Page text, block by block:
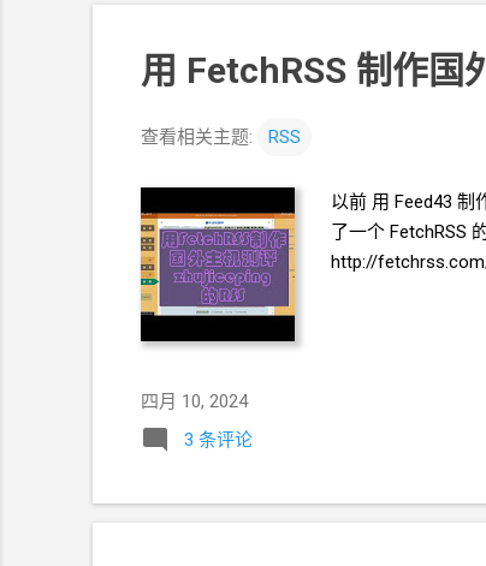
用 FetchRSS 制作国
查看相关主题: RSS
以前 用 Feed43 制
了一个 FetchRSS
http://
四月 10, 2024
3 条评论